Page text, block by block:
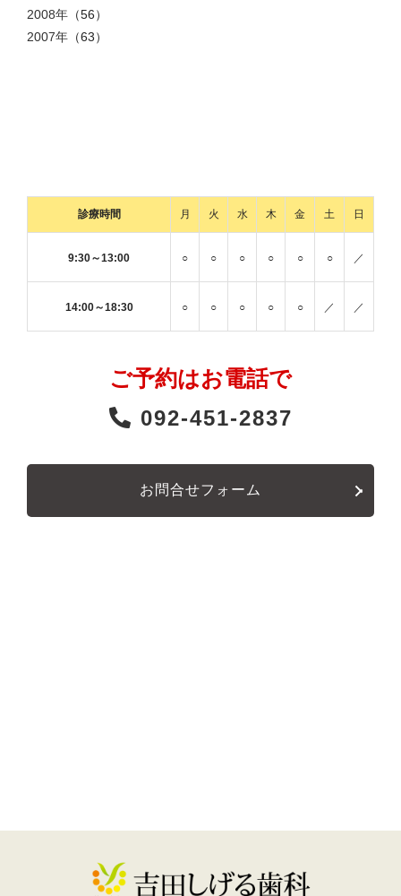
2008年 （56）
2007年 （63）
診療時間 月 火 水 木 金 土 日
9:30～13:00 ○ ○ ○ ○ ○ ○ ／
14:00～18:30 ○ ○ ○ ○ ○ ／ ／
ご予約はお電話で
092-451-2837
お問合せフォーム